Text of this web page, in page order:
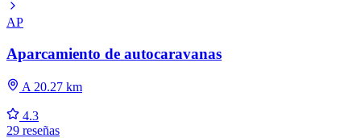
AP
Aparcamiento de autocaravanas
A 20.27 km
4.3
29 reseñas